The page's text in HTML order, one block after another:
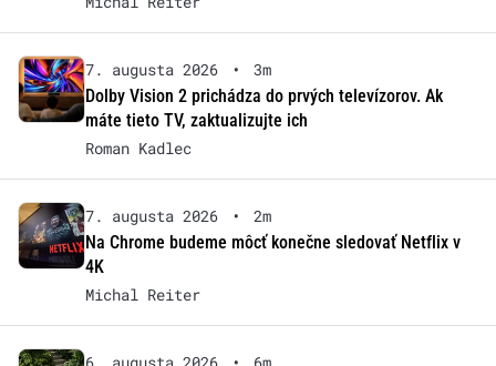
7. augusta 2026 •
3m
Dolby Vision 2 prichádza do prvých televízorov. Ak
máte tieto TV, zaktualizujte ich
Roman Kadlec
7. augusta 2026 •
2m
Na Chrome budeme môcť konečne sledovať Netflix v
4K
Michal Reiter